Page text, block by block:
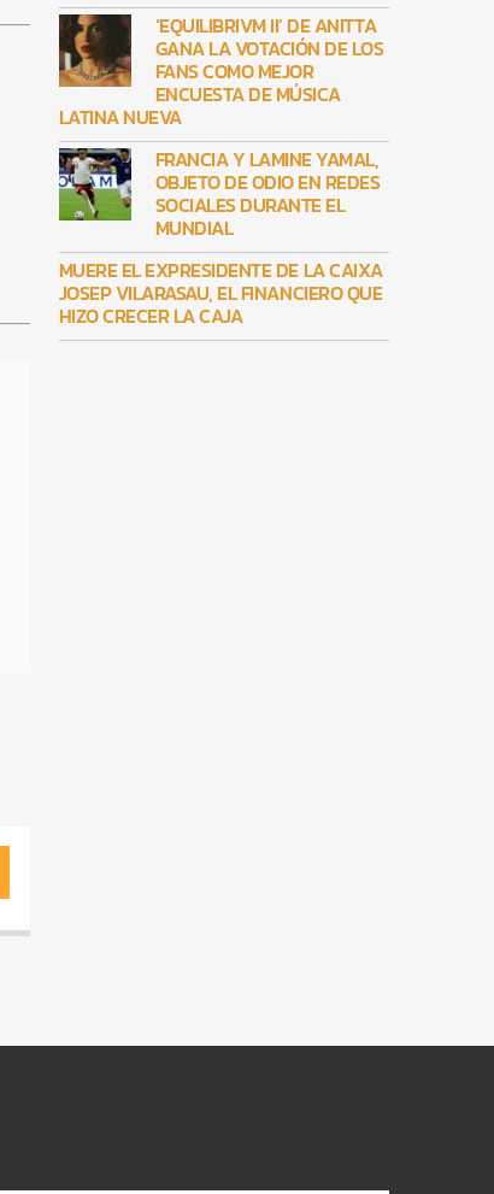
‘EQUILIBRIVM II’ DE ANITTA
GANA LA VOTACIÓN DE LOS
FANS COMO MEJOR
ENCUESTA DE MÚSICA
LATINA NUEVA
FRANCIA Y LAMINE YAMAL,
OBJETO DE ODIO EN REDES
SOCIALES DURANTE EL
MUNDIAL
MUERE EL EXPRESIDENTE DE LA CAIXA
JOSEP VILARASAU, EL FINANCIERO QUE
HIZO CRECER LA CAJA